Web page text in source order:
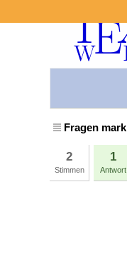
Fragen
2
Stimmen
1
Antwort